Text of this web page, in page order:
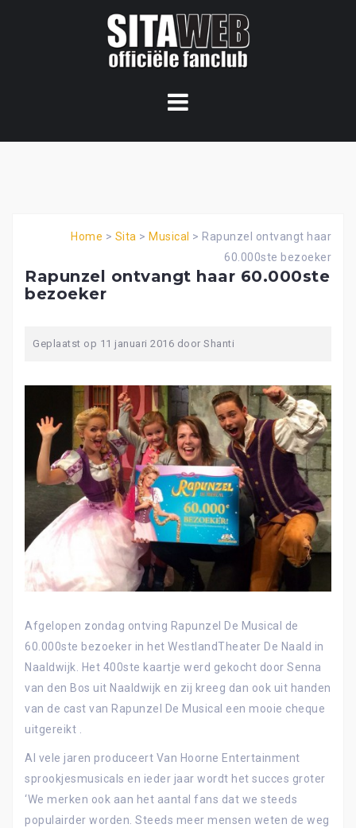
Home > Sita > Musical > Rapunzel ontvangt haar
60.000ste bezoeker
Rapunzel ontvangt haar 60.000ste
bezoeker
Geplaatst op 11 januari 2016 door Shanti
Afgelopen zondag ontving Rapunzel De Musical de
60.000ste bezoeker in het WestlandTheater De Naald in
Naaldwijk. Het 400ste kaartje werd gekocht door Senna
van den Bos uit Naaldwijk en zij kreeg dan ook uit handen
van de cast van Rapunzel De Musical een mooie cheque
uitgereikt .
Al vele jaren produceert Van Hoorne Entertainment
sprookjesmusicals en ieder jaar wordt het succes groter
‘We merken ook aan het aantal fans dat we steeds
populairder worden. Steeds meer mensen weten de weg